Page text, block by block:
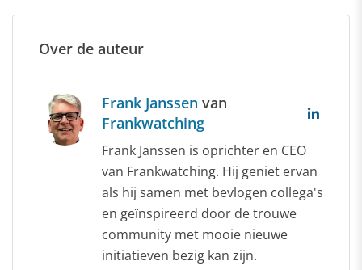
Over de auteur
Frank Janssen van
Frankwatching
Frank Janssen is oprichter en CEO
van Frankwatching. Hij geniet ervan
als hij samen met bevlogen collega's
en geïnspireerd door de trouwe
community met mooie nieuwe
initiatieven bezig kan zijn.